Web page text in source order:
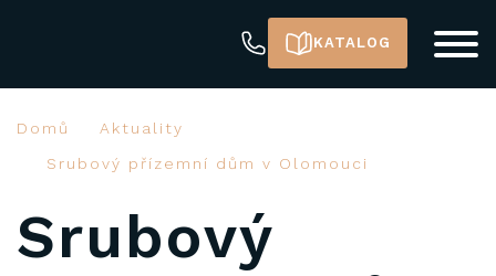
KATALOG
Domů
Aktuality
Srubový přízemní dům v Olomouci
Srubový